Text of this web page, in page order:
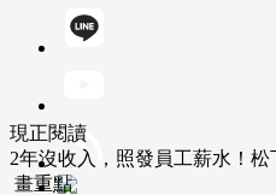
現正閱讀
2年沒收入，照發員工薪水！
畫重點